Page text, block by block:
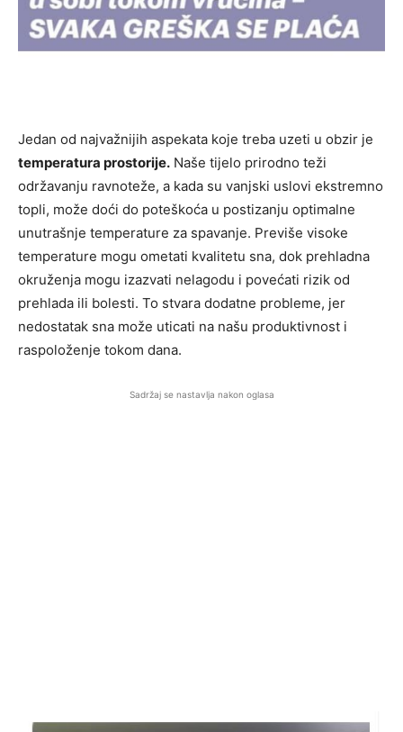
Jedan od najvažnijih aspekata koje treba uzeti u obzir je
temperatura prostorije. Naše tijelo prirodno teži
održavanju ravnoteže, a kada su vanjski uslovi ekstremno
topli, može doći do poteškoća u postizanju optimalne
unutrašnje temperature za spavanje. Previše visoke
temperature mogu ometati kvalitetu sna, dok prehladna
okruženja mogu izazvati nelagodu i povećati rizik od
prehlada ili bolesti. To stvara dodatne probleme, jer
nedostatak sna može uticati na našu produktivnost i
raspoloženje tokom dana.
Sadržaj se nastavlja nakon oglasa